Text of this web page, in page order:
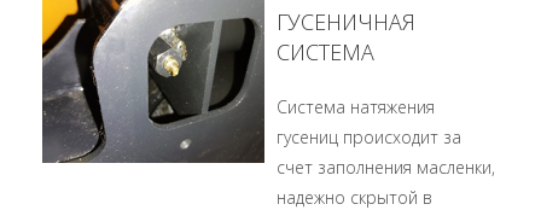
ГУСЕНИЧНАЯ
СИСТЕМА
Система натяжения
гусениц происходит за
счет заполнения масленки,
надежно скрытой в